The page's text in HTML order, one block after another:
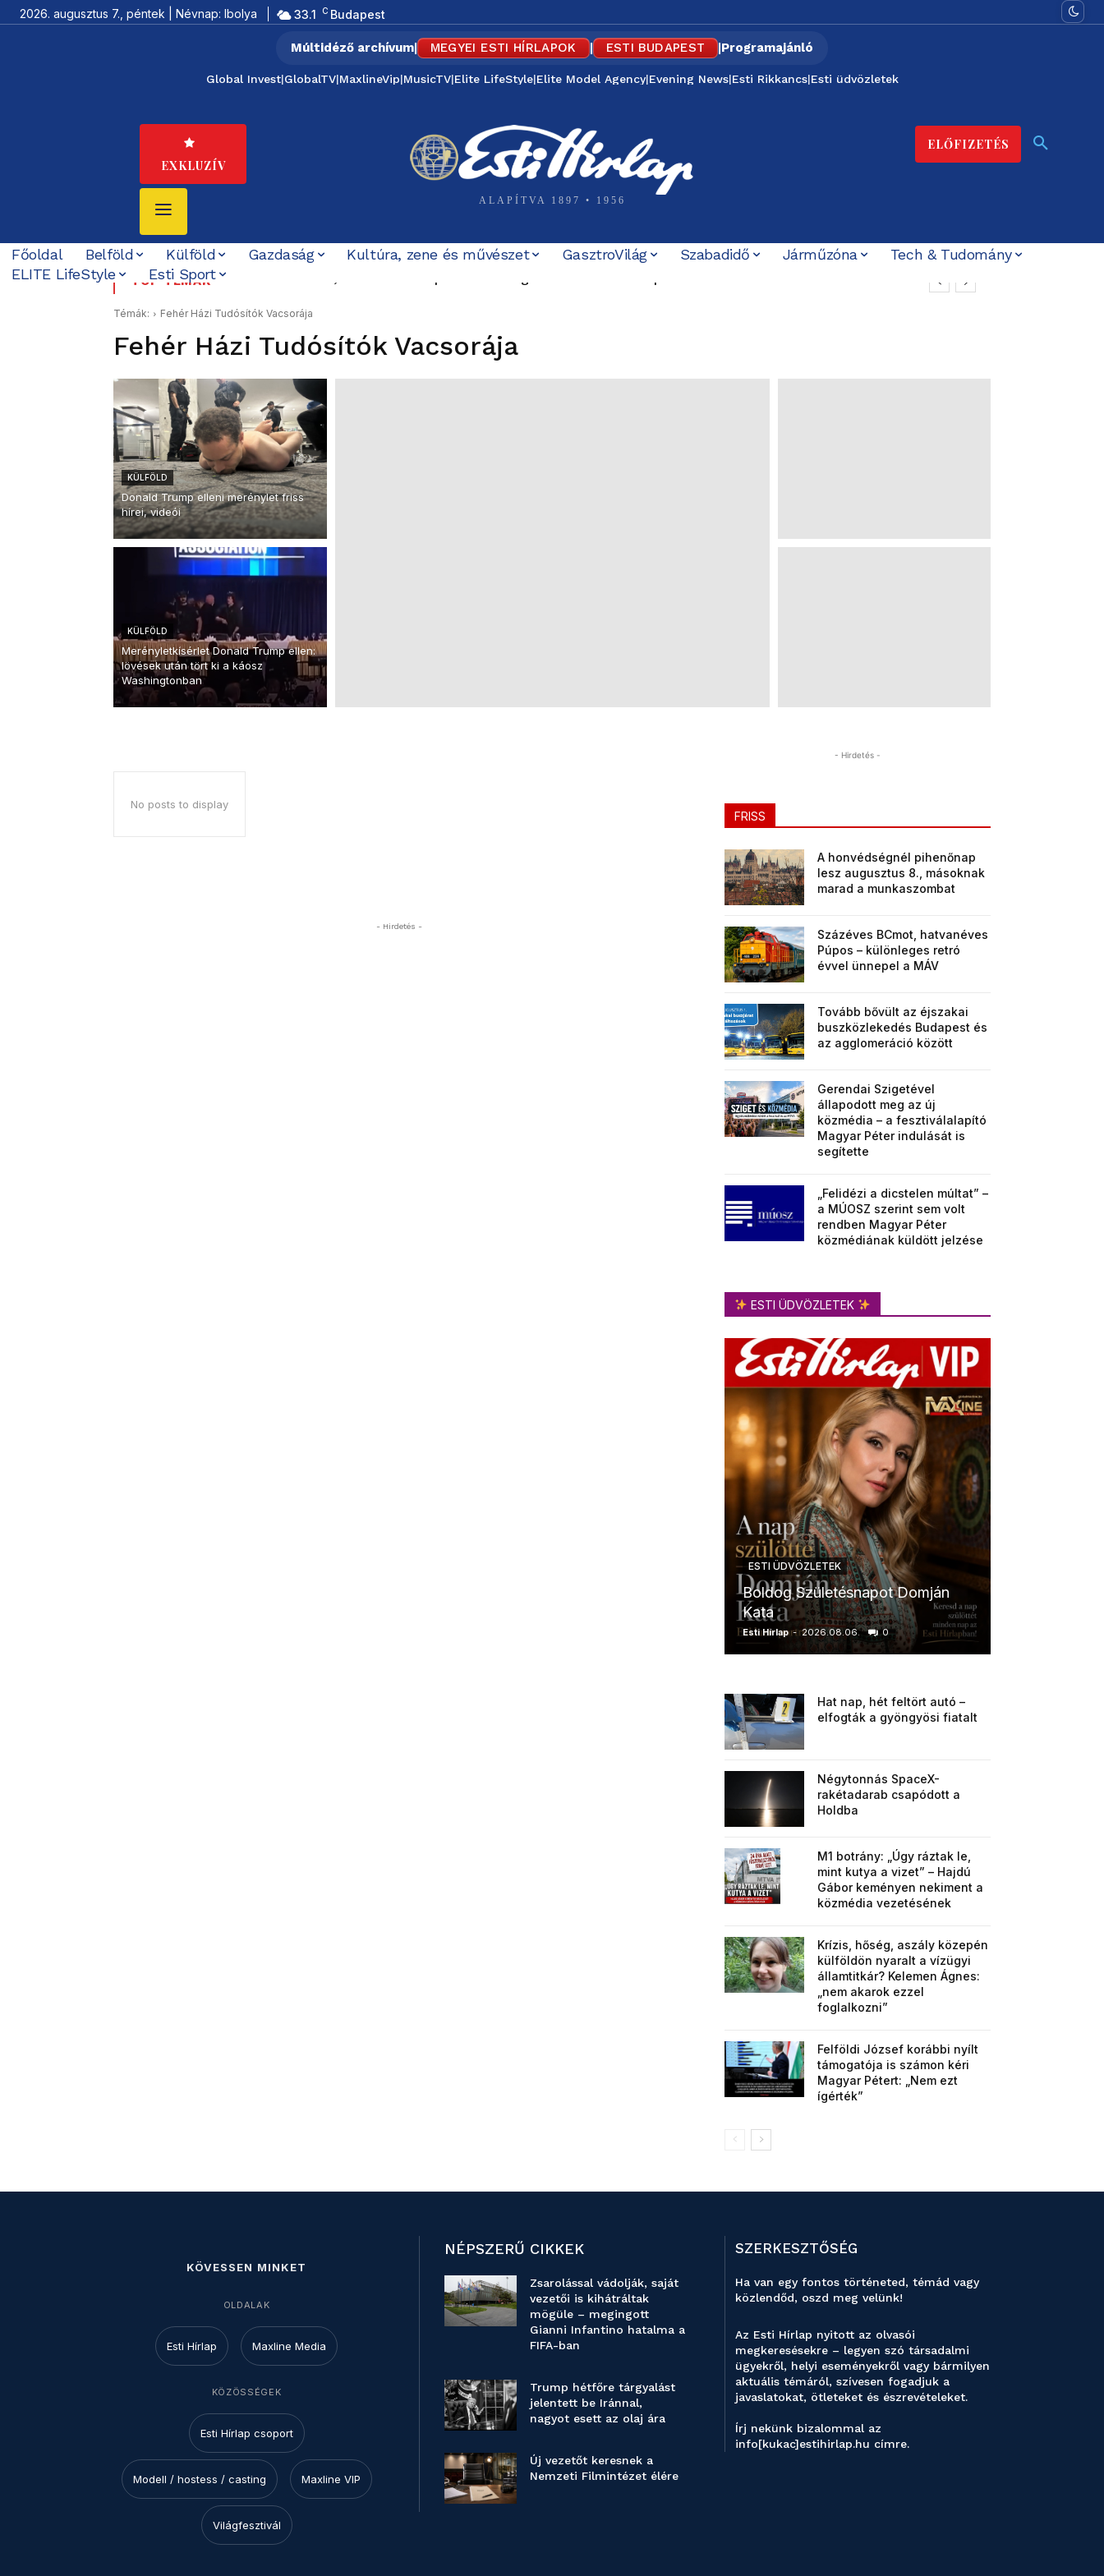
2026. augusztus 7., péntek | Névnap: Ibolya 33.1 C Budapest
Múltidéző archívum| MEGYEI ESTI HÍRLAPOK | ESTI BUDAPEST |Programajánló
Global Invest|GlobalTV|MaxlineVip|MusicTV|Elite LifeStyle|Elite Model Agency|Evening News|Esti Rikkancs|Esti üdvözletek
EXKLUZÍV
ALAPÍTVA 1897 • 1956
ELŐFIZETÉS
Főoldal Belföld Külföld Gazdaság Kultúra, zene és művészet GasztroVilág Szabadidő Járműzóna
Tech & Tudomány
ELITE LifeStyle
Esti Sport
TOP TÉMÁKSzázéves BCmot, hatvanéves Púpos – különleges retró évvel ünnepel a MÁV
Tovább bővült az éjszakai buszközlekedés Budapest és az agglomeráció között
Témák: Fehér Házi Tudósítók Vacsorája
Fehér Házi Tudósítók Vacsorája
KÜLFÖLD
Donald Trump elleni merénylet friss
hírei, videói
KÜLFÖLD
Merényletkísérlet Donald Trump ellen:
lövések után tört ki a káosz
Washingtonban
No posts to display
- Hirdetés -
- Hirdetés -
FRISS
A honvédségnél pihenőnap
lesz augusztus 8., másoknak
marad a munkaszombat
Százéves BCmot, hatvanéves
Púpos – különleges retró
évvel ünnepel a MÁV
Tovább bővült az éjszakai
buszközlekedés Budapest és
az agglomeráció között
Gerendai Szigetével
állapodott meg az új
közmédia – a fesztiválalapító
Magyar Péter indulását is
segítette
„Felidézi a dicstelen múltat” –
a MÚOSZ szerint sem volt
rendben Magyar Péter
közmédiának küldött jelzése
ESTI ÜDVÖZLETEK
ESTI ÜDVÖZLETEK
Boldog Születésnapot Domján
Kata
Esti Hírlap - 2026.08.06. 0
Hat nap, hét feltört autó –
elfogták a gyöngyösi fiatalt
Négytonnás SpaceX-
rakétadarab csapódott a
Holdba
M1 botrány: „Úgy ráztak le,
mint kutya a vizet” – Hajdú
Gábor keményen nekiment a
közmédia vezetésének
Krízis, hőség, aszály közepén
külföldön nyaralt a vízügyi
államtitkár? Kelemen Ágnes:
„nem akarok ezzel
foglalkozni”
Felföldi József korábbi nyílt
támogatója is számon kéri
Magyar Pétert: „Nem ezt
ígérték”
KÖVESSEN MINKET
OLDALAK
Esti Hírlap Maxline Media
KÖZÖSSÉGEK
Esti Hírlap csoport
Modell / hostess / casting Maxline VIP
Világfesztivál
NÉPSZERŰ CIKKEK
Zsarolással vádolják, saját
vezetői is kihátráltak
mögüle – megingott
Gianni Infantino hatalma a
FIFA-ban
Trump hétfőre tárgyalást
jelentett be Iránnal,
nagyot esett az olaj ára
Új vezetőt keresnek a
Nemzeti Filmintézet élére
SZERKESZTŐSÉG
Ha van egy fontos történeted, témád vagy
közlendőd, oszd meg velünk!
Az Esti Hírlap nyitott az olvasói
megkeresésekre – legyen szó társadalmi
ügyekről, helyi eseményekről vagy bármilyen
aktuális témáról, szívesen fogadjuk a
javaslatokat, ötleteket és észrevételeket.
Írj nekünk bizalommal az
info[kukac]estihirlap.hu címre.